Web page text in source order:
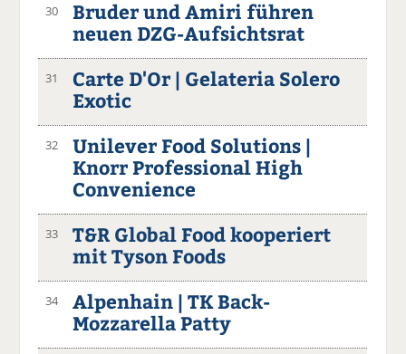
30
Bruder und Amiri führen
neuen DZG-Aufsichtsrat
31
Carte D'Or | Gelateria Solero
Exotic
32
Unilever Food Solutions |
Knorr Professional High
Convenience
33
T&R Global Food kooperiert
mit Tyson Foods
34
Alpenhain | TK Back-
Mozzarella Patty